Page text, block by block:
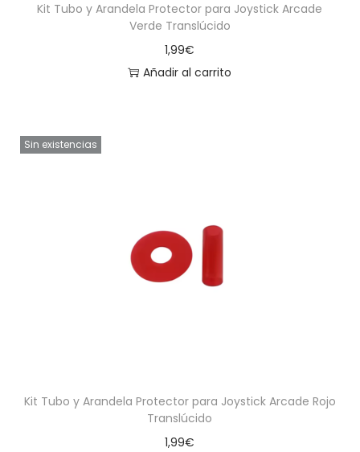
Kit Tubo y Arandela Protector para Joystick Arcade
Verde Translúcido
1,99€
Añadir al carrito
Sin existencias
Kit Tubo y Arandela Protector para Joystick Arcade Rojo
Translúcido
1,99€